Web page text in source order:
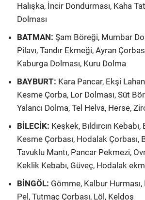
Halışka, İncir Dondurması, Kaha
Dolması
BATMAN: Şam Böreği, Mumbar
Pilavı, Tandır Ekmeği, Ayran
Kaburga Dolması, Kuru Dolma
BAYBURT: Kara Pancar, Ekşi
Kesme Çorba, Lor Dolması, Süt
Yalancı Dolma, Tel Helva, Herse,
BİLECİK: Keşkek, Bıldırcın Kebabı,
Kesme Çorbası, Hodalak Çorbası,
Tavuklu Mantı, Pancar Pekmezi,
Keklik Kebabı, Güveç, Hodalak
BİNGÖL: Gömme, Kalbur
Pel, Tutmaç Çorbası, Löl, Keldoş